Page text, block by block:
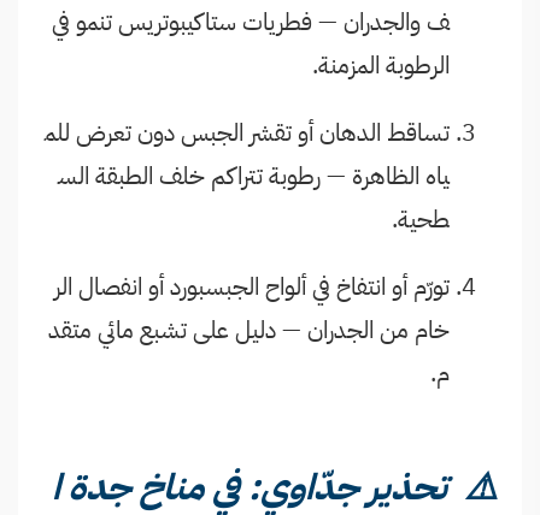
ف والجدران — فطريات ستاكيبوتريس تنمو في
الرطوبة المزمنة.
تساقط الدهان أو تقشر الجبس دون تعرض للم
ياه الظاهرة — رطوبة تتراكم خلف الطبقة الس
طحية.
تورّم أو انتفاخ في ألواح الجبسبورد أو انفصال الر
خام من الجدران — دليل على تشبع مائي متقد
م.
⚠️ تحذير جدّاوي: في مناخ جدة ا